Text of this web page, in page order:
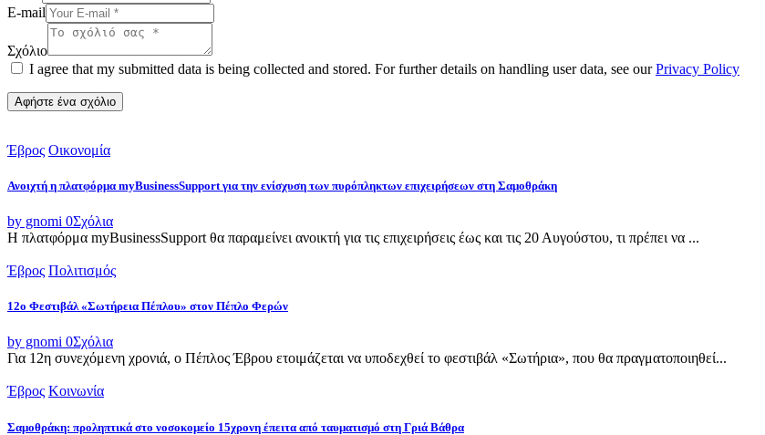
E-mail
Σχόλιο
I agree that my submitted data is being collected and stored. For further details on handling user data, see ourPrivacy Policy
Έβρος Οικονομία
Ανοιχτή η πλατφόρμα myBusinessSupport για την ενίσχυση των πυρόπληκτων επιχειρήσεων στη Σαμοθράκη
by gnomi 0Σχόλια
Η πλατφόρμα myBusinessSupport θα παραμείνει ανοικτή για τις επιχειρήσεις έως και τις 20 Αυγούστου, τι πρέπει να ...
Έβρος Πολιτισμός
12ο Φεστιβάλ «Σωτήρεια Πέπλου» στον Πέπλο Φερών
by gnomi 0Σχόλια
Για 12η συνεχόμενη χρονιά, ο Πέπλος Έβρου ετοιμάζεται να υποδεχθεί το φεστιβάλ «Σωτήρια», που θα πραγματοποιηθεί...
Έβρος Κοινωνία
Σαμοθράκη: προληπτικά στο νοσοκομείο 15χρονη έπειτα από ταυματισμό στη Γριά Βάθρα